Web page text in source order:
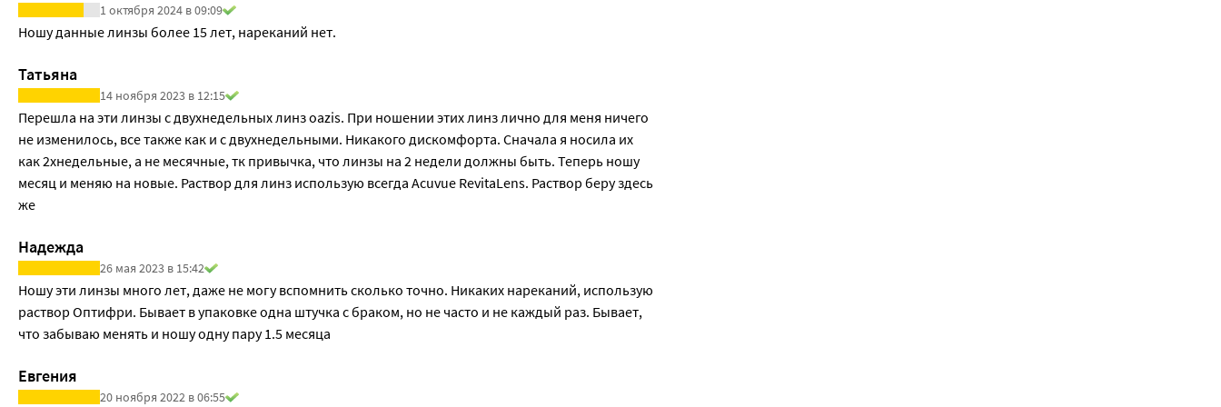
УФ-фильтр (Защита от ультрафиолета) : нет
Дизайн: асферический
Метод дезинфекции: пероксидный
Метод изготовления: литьё
Группа FDA: пятая
В упаковке - 6 линз (на 3 месяца ношения).
Когда Вы начнете пользоваться контактной коррекцией, Ваши глаза будут привыкать к контактным линзам в течение первых двух-
четырех недель.
За это время происходит адаптация глаз к «инородному» телу, меняется слезопродукция.
Ни в коем случае не следует оставлять линзы на ночь.
Вы должны немедленно обратиться к врачу при следующих симптомах:
-Боль в глазу, покраснение глаза, снижение остроты зрения.
-Чувство жжения, зуд, дискомфорт.
-Ощущение инородного тела при ношении линзы.
-Необычные или более обильные выделения из глаз, «затуманенность» зрения, появление радужных кругов или ореолов.
-Появление светобоязни, сухость глаз.
1 октября 2024 в 09:09
Ношу данные линзы более 15 лет, нареканий нет.
Татьяна
14 ноября 2023 в 12:15
Перешла на эти линзы с двухнедельных линз oazis. При ношении этих линз лично для меня ничего
не изменилось, все также как и с двухнедельными. Никакого дискомфорта. Сначала я носила их
как 2хнедельные, а не месячные, тк привычка, что линзы на 2 недели должны быть. Теперь ношу
месяц и меняю на новые. Раствор для линз использую всегда Acuvue RevitaLens. Раствор беру здесь
же
Надежда
26 мая 2023 в 15:42
Ношу эти линзы много лет, даже не могу вспомнить сколько точно. Никаких нареканий, использую
раствор Оптифри. Бывает в упаковке одна штучка с браком, но не часто и не каждый раз. Бывает,
что забываю менять и ношу одну пару 1.5 месяца
Евгения
20 ноября 2022 в 06:55